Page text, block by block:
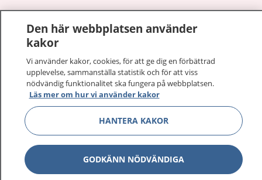
1177 på flera språk
Kontakt Visa
Behandling av personuppgifter
Den här webbplatsen använder
kakor
Vi använder kakor, cookies, för att ge dig en förbättrad
upplevelse, sammanställa statistik och för att viss
nödvändig funktionalitet ska fungera på webbplatsen.
Läs mer om hur vi använder kakor
HANTERA KAKOR
GODKÄNN NÖDVÄNDIGA